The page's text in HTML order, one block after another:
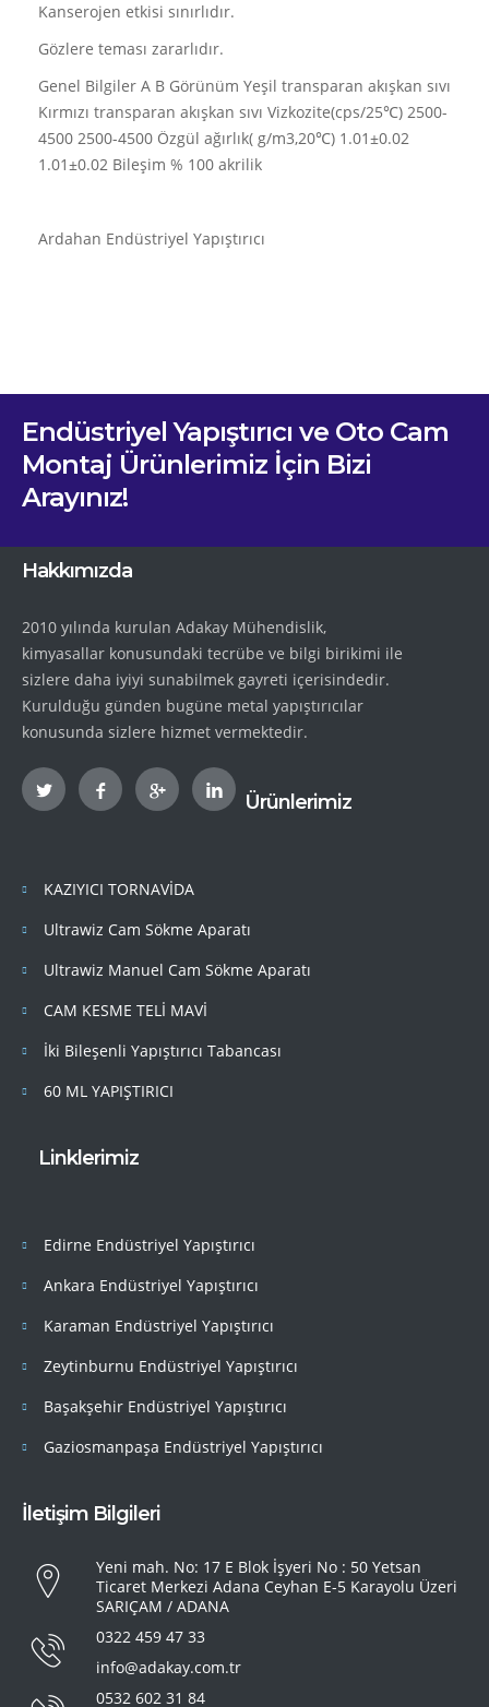
Kanserojen etkisi sınırlıdır.
Gözlere teması zararlıdır.
Genel Bilgiler A B Görünüm Yeşil transparan akışkan sıvı
Kırmızı transparan akışkan sıvı Vizkozite(cps/25℃) 2500-
4500 2500-4500 Özgül ağırlık( g/m3,20℃) 1.01±0.02
1.01±0.02 Bileşim % 100 akrilik
Ardahan Endüstriyel Yapıştırıcı
Endüstriyel Yapıştırıcı ve Oto Cam
Montaj Ürünlerimiz İçin Bizi
Arayınız!
Hakkımızda
2010 yılında kurulan Adakay Mühendislik,
kimyasallar konusundaki tecrübe ve bilgi birikimi ile
sizlere daha iyiyi sunabilmek gayreti içerisindedir.
Kurulduğu günden bugüne metal yapıştırıcılar
konusunda sizlere hizmet vermektedir.
Ürünlerimiz
KAZIYICI TORNAVİDA
Ultrawiz Cam Sökme Aparatı
Ultrawiz Manuel Cam Sökme Aparatı
CAM KESME TELİ MAVİ
İki Bileşenli Yapıştırıcı Tabancası
60 ML YAPIŞTIRICI
Linklerimiz
Edirne Endüstriyel Yapıştırıcı
Ankara Endüstriyel Yapıştırıcı
Karaman Endüstriyel Yapıştırıcı
Zeytinburnu Endüstriyel Yapıştırıcı
Başakşehir Endüstriyel Yapıştırıcı
Gaziosmanpaşa Endüstriyel Yapıştırıcı
İletişim Bilgileri
Yeni mah. No: 17 E Blok İşyeri No : 50 Yetsan
Ticaret Merkezi Adana Ceyhan E-5 Karayolu Üzeri
SARIÇAM / ADANA
0322 459 47 33
info@adakay.com.tr
0532 602 31 84